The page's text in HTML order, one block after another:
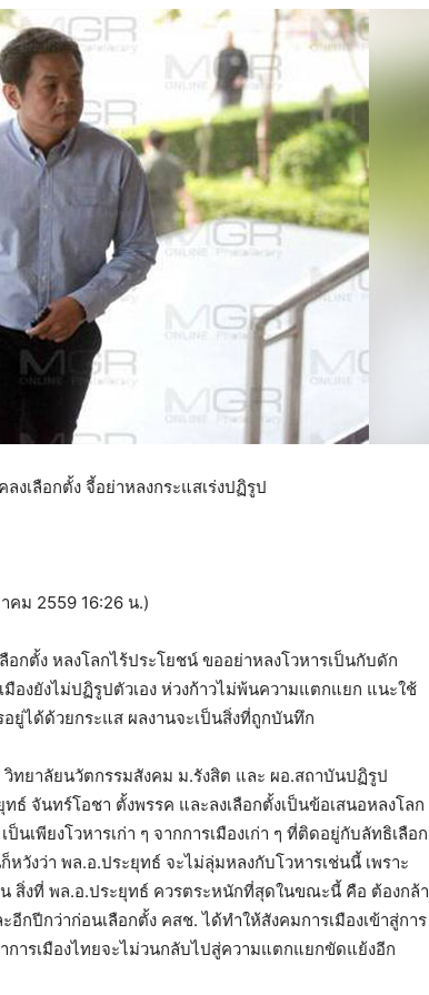
ลงเลือกตั้ง จี้อย่าหลงกระแสเร่งปฏิรูป
คม 2559 16:26 น.)
อกตั้ง หลงโลกไร้ประโยชน์ ขออย่าหลงโวหารเป็นกับดัก
องยังไม่ปฏิรูปตัวเอง ห่วงก้าวไม่พ้นความแตกแยก แนะใช้
ยู่ได้ด้วยกระแส ผลงานจะเป็นสิ่งที่ถูกบันทึก
ทยาลัยนวัตกรรมสังคม ม.รังสิต และ ผอ.สถาบันปฏิรูป
ธ์ จันทร์โอชา ตั้งพรรค และลงเลือกตั้งเป็นข้อเสนอหลงโลก
เพียงโวหารเก่า ๆ จากการเมืองเก่า ๆ ที่ติดอยู่กับลัทธิเลือก
วังว่า พล.อ.ประยุทธ์ จะไม่ลุ่มหลงกับโวหารเช่นนี้ เพราะ
สิ่งที่ พล.อ.ประยุทธ์ ควรตระหนักที่สุดในขณะนี้ คือ ต้องกล้า
กปีกว่าก่อนเลือกตั้ง คสช. ได้ทำให้สังคมการเมืองเข้าสู่การ
ารเมืองไทยจะไม่วนกลับไปสู่ความแตกแยกขัดแย้งอีก